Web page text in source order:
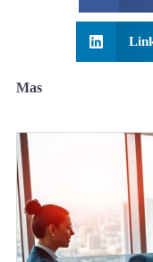
Mas